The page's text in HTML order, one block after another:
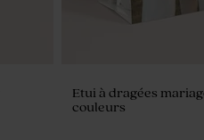
Etui à dragées
couleurs